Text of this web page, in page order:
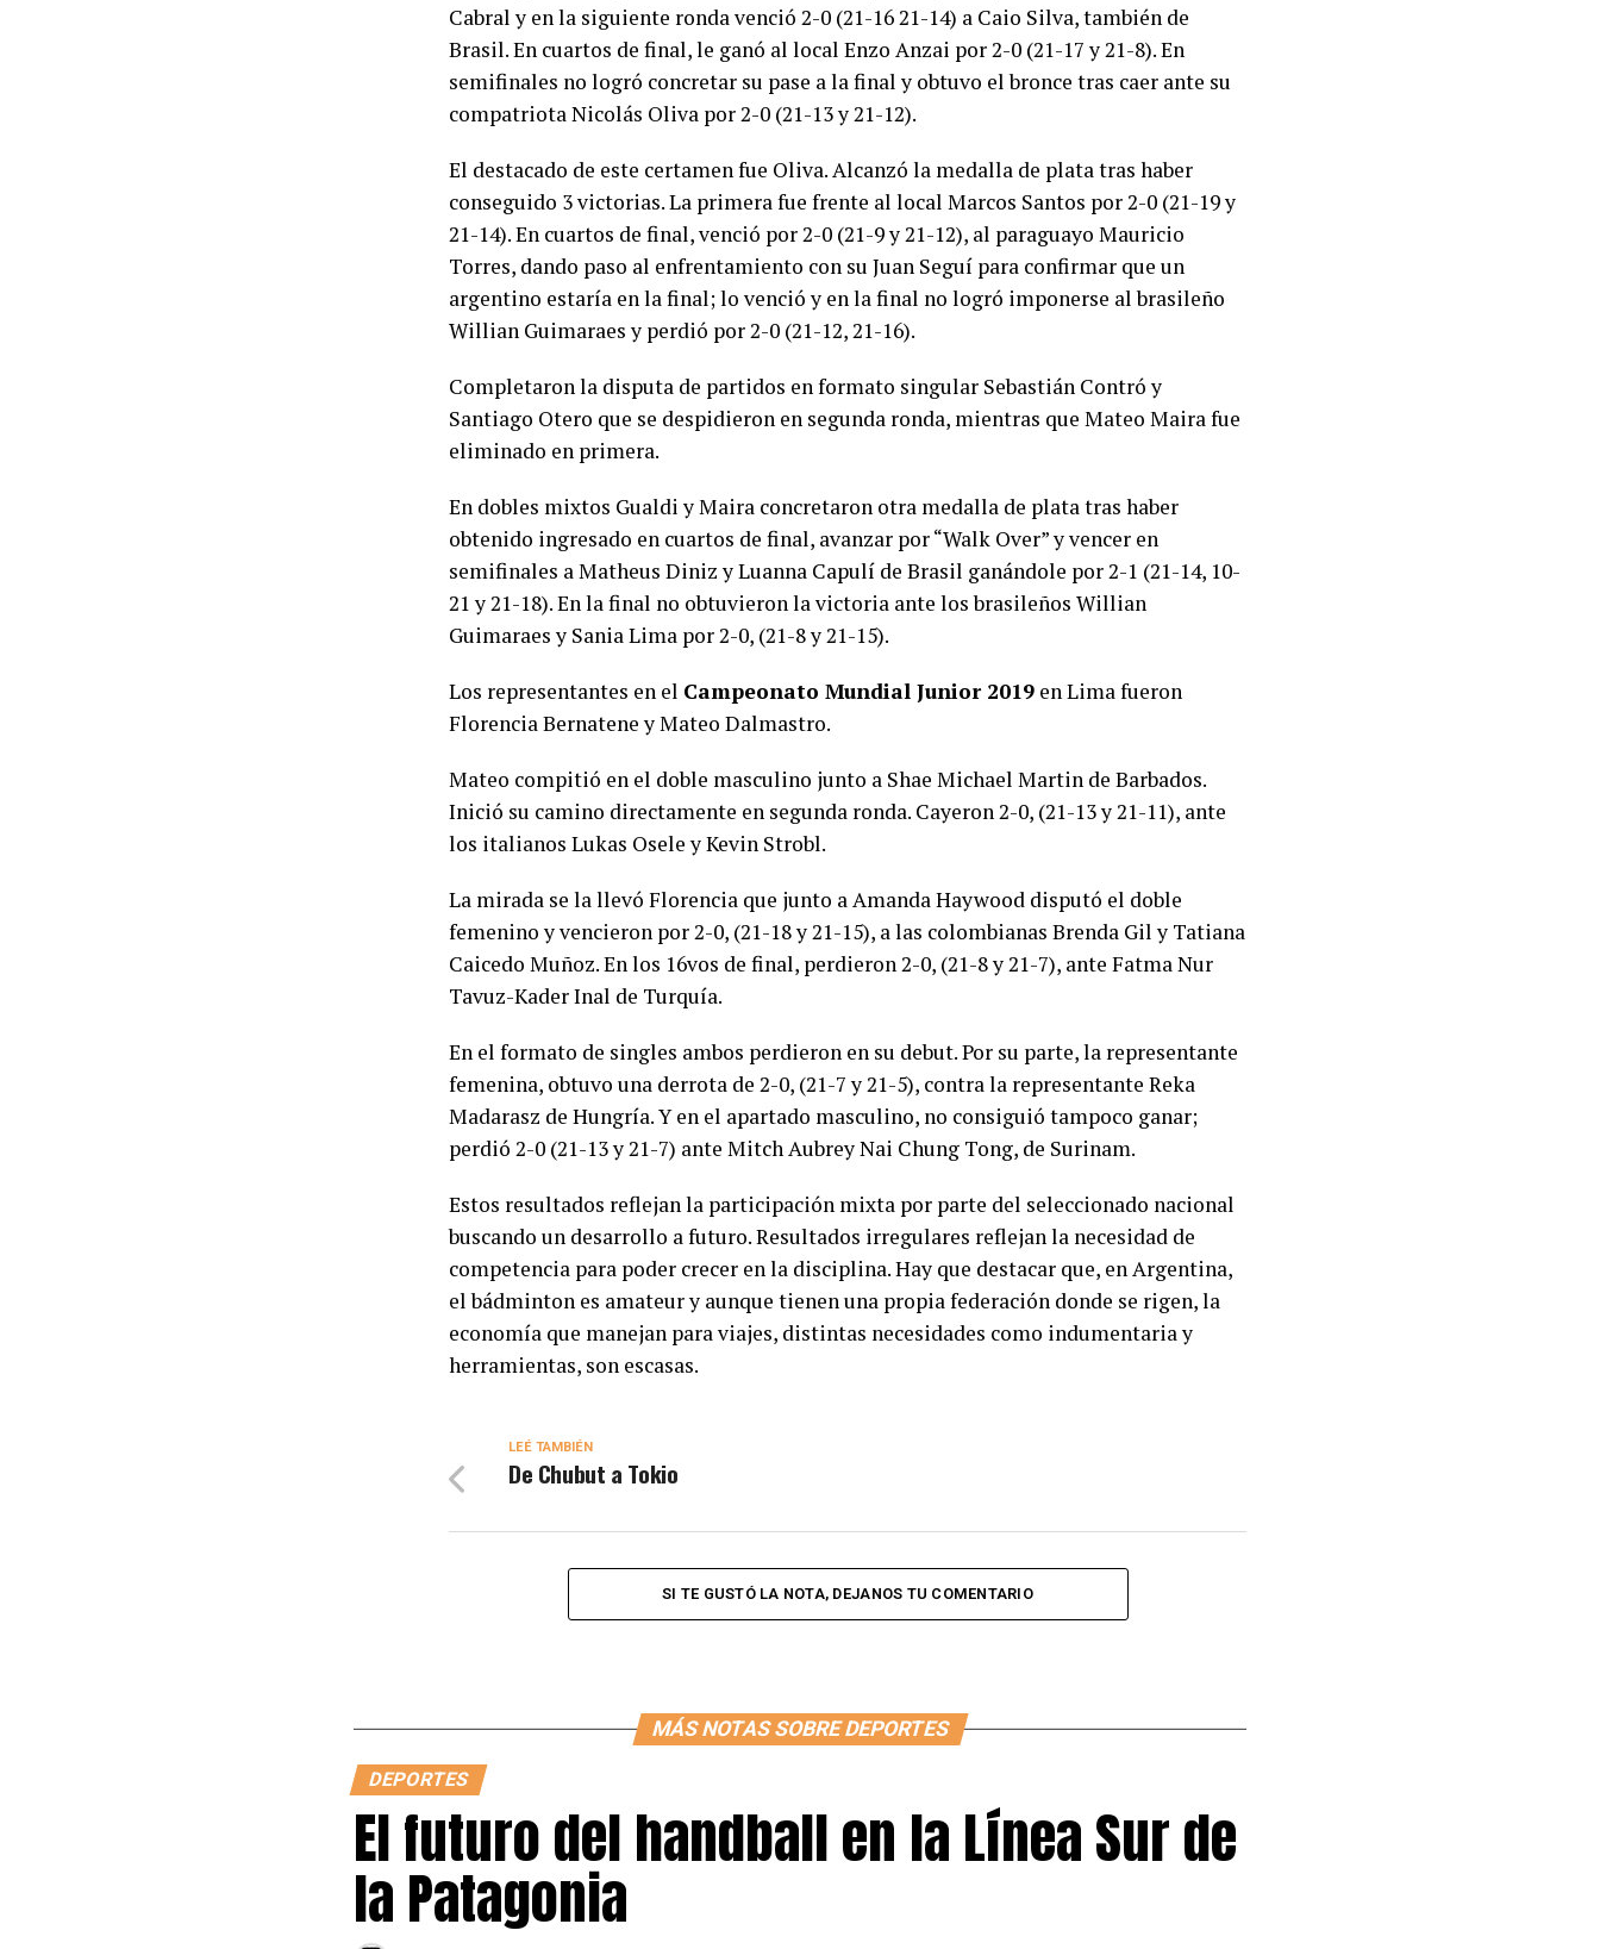
Cabral y en la siguiente ronda venció 2-0 (21-16 21-14) a Caio Silva, también de
Brasil. En cuartos de final, le ganó al local Enzo Anzai por 2-0 (21-17 y 21-8). En
semifinales no logró concretar su pase a la final y obtuvo el bronce tras caer ante su
compatriota Nicolás Oliva por 2-0 (21-13 y 21-12).
El destacado de este certamen fue Oliva. Alcanzó la medalla de plata tras haber
conseguido 3 victorias. La primera fue frente al local Marcos Santos por 2-0 (21-19 y
21-14). En cuartos de final, venció por 2-0 (21-9 y 21-12), al paraguayo Mauricio
Torres, dando paso al enfrentamiento con su Juan Seguí para confirmar que un
argentino estaría en la final; lo venció y en la final no logró imponerse al brasileño
Willian Guimaraes y perdió por 2-0 (21-12, 21-16).
Completaron la disputa de partidos en formato singular Sebastián Contró y
Santiago Otero que se despidieron en segunda ronda, mientras que Mateo Maira fue
eliminado en primera.
En dobles mixtos Gualdi y Maira concretaron otra medalla de plata tras haber
obtenido ingresado en cuartos de final, avanzar por “Walk Over” y vencer en
semifinales a Matheus Diniz y Luanna Capulí de Brasil ganándole por 2-1 (21-14, 10-
21 y 21-18). En la final no obtuvieron la victoria ante los brasileños Willian
Guimaraes y Sania Lima por 2-0, (21-8 y 21-15).
Los representantes en el Campeonato Mundial Junior 2019 en Lima fueron
Florencia Bernatene y Mateo Dalmastro.
Mateo compitió en el doble masculino junto a Shae Michael Martin de Barbados.
Inició su camino directamente en segunda ronda. Cayeron 2-0, (21-13 y 21-11), ante
los italianos Lukas Osele y Kevin Strobl.
La mirada se la llevó Florencia que junto a Amanda Haywood disputó el doble
femenino y vencieron por 2-0, (21-18 y 21-15), a las colombianas Brenda Gil y Tatiana
Caicedo Muñoz. En los 16vos de final, perdieron 2-0, (21-8 y 21-7), ante Fatma Nur
Tavuz-Kader Inal de Turquía.
En el formato de singles ambos perdieron en su debut. Por su parte, la representante
femenina, obtuvo una derrota de 2-0, (21-7 y 21-5), contra la representante Reka
Madarasz de Hungría. Y en el apartado masculino, no consiguió tampoco ganar;
perdió 2-0 (21-13 y 21-7) ante Mitch Aubrey Nai Chung Tong, de Surinam.
Estos resultados reflejan la participación mixta por parte del seleccionado nacional
buscando un desarrollo a futuro. Resultados irregulares reflejan la necesidad de
competencia para poder crecer en la disciplina. Hay que destacar que, en Argentina,
el bádminton es amateur y aunque tienen una propia federación donde se rigen, la
economía que manejan para viajes, distintas necesidades como indumentaria y
herramientas, son escasas.
LEÉ TAMBIÉN
De Chubut a Tokio
SI TE GUSTÓ LA NOTA, DEJANOS TU COMENTARIO
MÁS NOTAS SOBRE DEPORTES
DEPORTES
El futuro del handball en la Línea Sur de
la Patagonia